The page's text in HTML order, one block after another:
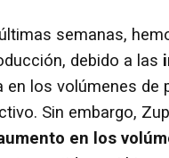
semanas,
debido a las
los volúmenes de
Sin embargo,
en los